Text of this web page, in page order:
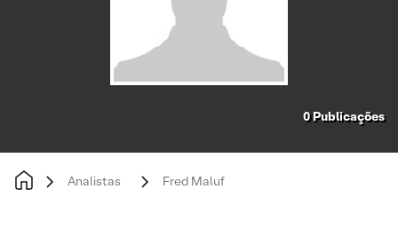
0Publicações
Analistas Fred Maluf